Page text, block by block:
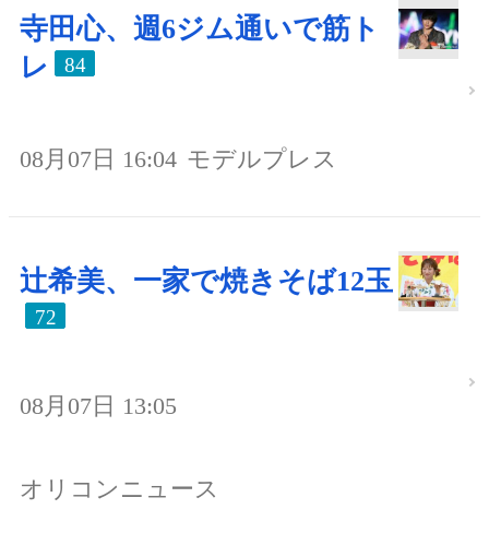
寺田心、週6ジム通いで筋ト
レ
84
08月07日 16:04 モデルプレス
辻希美、一家で焼きそば12玉
72
08月07日 13:05
オリコンニュース